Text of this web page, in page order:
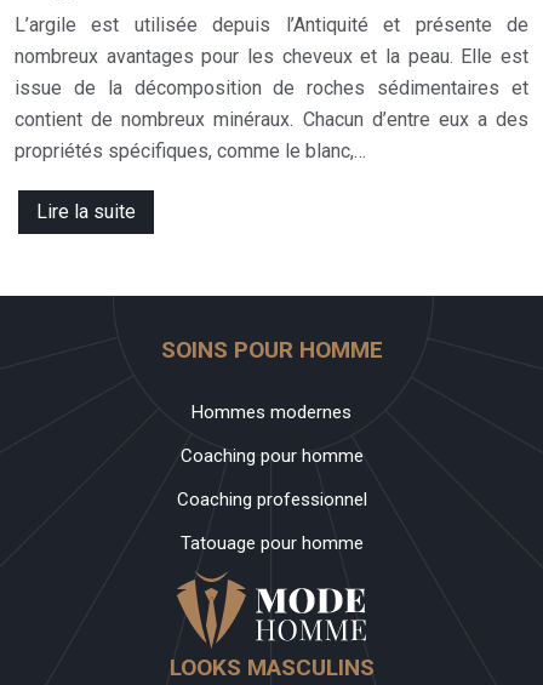
L’argile est utilisée depuis l’Antiquité et présente de
nombreux avantages pour les cheveux et la peau. Elle est
issue de la décomposition de roches sédimentaires et
contient de nombreux minéraux. Chacun d’entre eux a des
propriétés spécifiques, comme le blanc,…
Lire la suite
SOINS POUR HOMME
Hommes modernes
Coaching pour homme
Coaching professionnel
Tatouage pour homme
LOOKS MASCULINS